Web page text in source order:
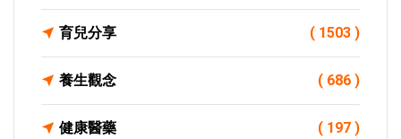
育兒分享 ( 1503 )
養生觀念 ( 686 )
健康醫藥 ( 197 )